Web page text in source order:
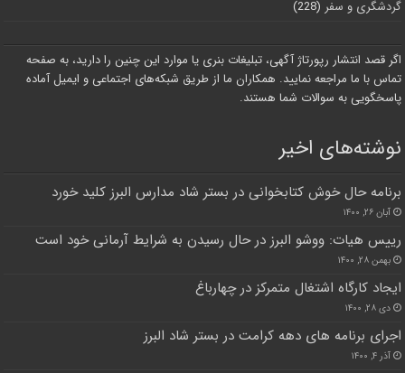
گردشگری و سفر (228)
اگر قصد انتشار رپورتاژ آگهی، تبلیغات بنری یا موارد این چنین را دارید، به صفحه
تماس با ما مراجعه نمایید. همکاران ما از طریق شبکه‌های اجتماعی و ایمیل آماده
پاسخگویی به سوالات شما هستند.
نوشته‌های اخیر
برنامه حال خوش کتابخوانی در بستر شاد مدارس البرز کلید خورد
آبان ۲۶, ۱۴۰۰
رییس هیات: ووشو البرز در حال رسیدن به شرایط آرمانی خود است
بهمن ۲۸, ۱۴۰۰
ایجاد کارگاه اشتغال متمرکز در چهارباغ
دی ۲۸, ۱۴۰۰
اجرای برنامه های دهه کرامت در بستر شاد البرز
آذر ۴, ۱۴۰۰